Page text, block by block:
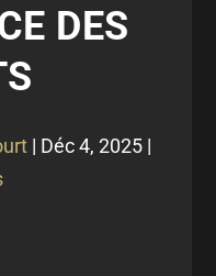
DES
| Déc 4, 2025 |